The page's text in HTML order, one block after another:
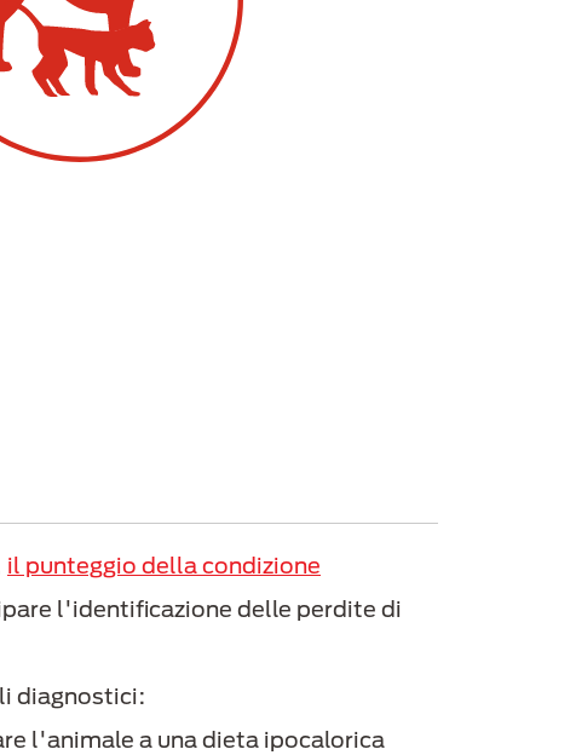
il punteggio della condizione
l'identificazione delle perdite di
diagnostici:
l'animale a una dieta ipocalorica